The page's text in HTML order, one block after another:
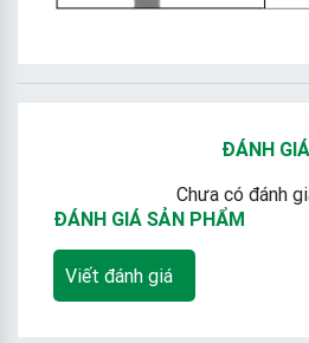
ĐÁNH GIÁ
Chưa có đánh
ĐÁNH GIÁ SẢN PHẨM
Viết đánh giá